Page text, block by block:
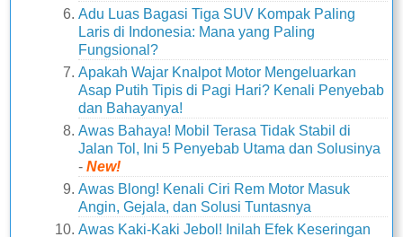
Adu Luas Bagasi Tiga SUV Kompak Paling
Laris di Indonesia: Mana yang Paling
Fungsional?
Apakah Wajar Knalpot Motor Mengeluarkan
Asap Putih Tipis di Pagi Hari? Kenali Penyebab
dan Bahayanya!
Awas Bahaya! Mobil Terasa Tidak Stabil di
Jalan Tol, Ini 5 Penyebab Utama dan Solusinya
-New!
Awas Blong! Kenali Ciri Rem Motor Masuk
Angin, Gejala, dan Solusi Tuntasnya
Awas Kaki-Kaki Jebol! Inilah Efek Keseringan